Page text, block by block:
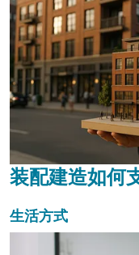
装配建造如何
生活方式